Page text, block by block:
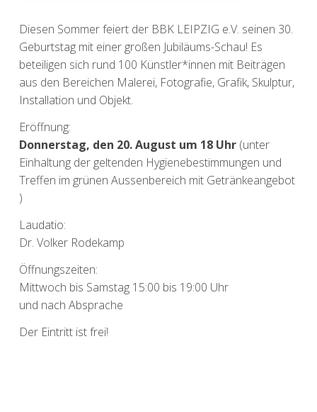
Diesen Sommer feiert der BBK LEIPZIG e.V. seinen 30.
Geburtstag mit einer großen Jubiläums-Schau! Es
beteiligen sich rund 100 Künstler*innen mit Beiträgen
aus den Bereichen Malerei, Fotografie, Grafik, Skulptur,
Installation und Objekt.
Eröffnung:
Donnerstag, den 20. August um 18 Uhr(unter
Einhaltung der geltenden Hygienebestimmungen und
Treffen im grünen Aussenbereich mit Getränkeangebot
)
Laudatio:
Dr. Volker Rodekamp
Öffnungszeiten:
Mittwoch bis Samstag 15:00 bis 19:00 Uhr
und nach Absprache
Der Eintritt ist frei!